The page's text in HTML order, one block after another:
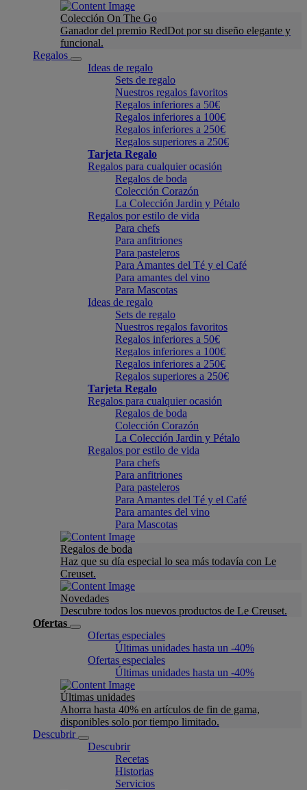
Colección On The Go
Ganador del premio RedDot por su diseño elegante y
funcional.
Regalos
Ideas de regalo
Sets de regalo
Nuestros regalos favoritos
Regalos inferiores a 50€
Regalos inferiores a 100€
Regalos inferiores a 250€
Regalos superiores a 250€
Tarjeta Regalo
Regalos para cualquier ocasión
Regalos de boda
Colección Corazón
La Colección Jardin y Pétalo
Regalos por estilo de vida
Para chefs
Para anfitriones
Para pasteleros
Para Amantes del Té y el Café
Para amantes del vino
Para Mascotas
Ideas de regalo
Sets de regalo
Nuestros regalos favoritos
Regalos inferiores a 50€
Regalos inferiores a 100€
Regalos inferiores a 250€
Regalos superiores a 250€
Tarjeta Regalo
Regalos para cualquier ocasión
Regalos de boda
Colección Corazón
La Colección Jardin y Pétalo
Regalos por estilo de vida
Para chefs
Para anfitriones
Para pasteleros
Para Amantes del Té y el Café
Para amantes del vino
Para Mascotas
Regalos de boda
Haz que su día especial lo sea más todavía con Le
Creuset.
Novedades
Descubre todos los nuevos productos de Le Creuset.
Ofertas
Ofertas especiales
Últimas unidades hasta un -40%
Ofertas especiales
Últimas unidades hasta un -40%
Últimas unidades
Ahorra hasta 40% en artículos de fin de gama,
disponibles solo por tiempo limitado.
Descubrir
Descubrir
Recetas
Historias
Servicios